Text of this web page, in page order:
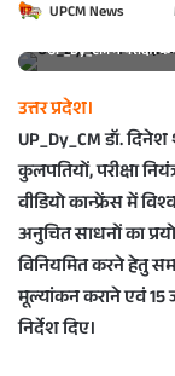
UPCM News
n
a
n
e
a
i
l
UP_Dy_CM ने परीक्षा
उत्तर प्रदेश।
UP_Dy_CM डॉ.
कुलपतियों, परीक्षा
वीडियो कान्फ्रेंस में
अनुचित साधनों का
विनियमित करने हेतु
मूल्यांकन कराने एवं 15
निर्देश दिए।